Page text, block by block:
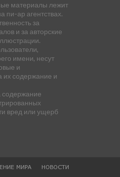
материалы лежит
пи-ар агентствах.
за
и за авторские
имени, несут
и
их содержание и
содержание
вред или ущерб
МИРА
НОВОСТИ